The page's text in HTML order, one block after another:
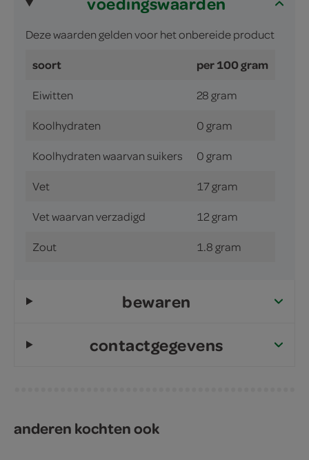
Deze waarden gelden voor het onbereide product
soort per 100 gram
Eiwitten 28 gram
Koolhydraten 0 gram
Koolhydraten waarvan suikers 0 gram
Vet 17 gram
Vet waarvan verzadigd 12 gram
Zout 1.8 gram
bewaren
contactgegevens
anderen kochten ook